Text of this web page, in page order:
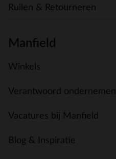
Ruilen & Retourneren
Manfield
Winkels
Verantwoord ondernemen
Vacatures bij Manfield
Blog & Inspiratie